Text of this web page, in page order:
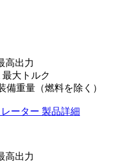
高出力
最大トルク
備重量（燃料を除く）
ーター 製品詳細
高出力